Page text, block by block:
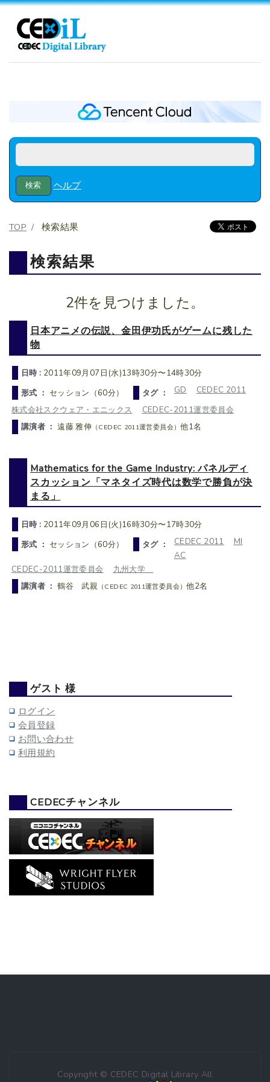
ヘルプ
TOP 検索結果
検索結果
2件を見つけました。
日本アニメの伝説、金田伊功氏がゲームに残した
物
日時 : 2011年09月07日(水)13時30分〜14時30分
形式 ： セッション（60分） タグ ： GD
CEDEC 2011
株式会社スクウェア・エニックス
CEDEC-2011運営委員会
講演者 ：遠藤 雅伸 （CEDEC 2011運営委員会）他1名
Mathematics for the Game Industry: パネルディ
スカッション「マネタイズ時代は数学で勝負が決
まる」
日時 : 2011年09月06日(火)16時30分〜17時30分
形式 ： セッション（60分） タグ ： CEDEC 2011
MI
AC
CEDEC-2011運営委員会
九州大学
講演者 ：鶴谷 武親 （CEDEC 2011運営委員会）他2名
ゲスト 様
ログイン
会員登録
お問い合わせ
利用規約
CEDECチャンネル
Copyright © CEDEC Digital Library All